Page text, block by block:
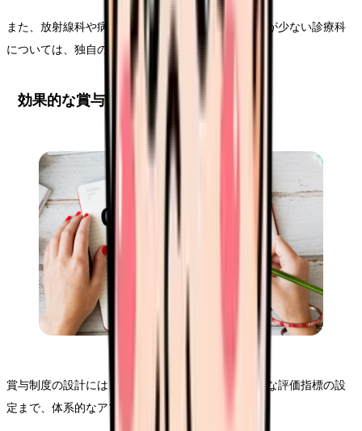
また、放射線科や病理診断科など、直接的な患者点が少ない診療科
については、独自の評価基準が必要となります。
効果的な賞与制度の設計手順
賞与制度の設計には、現状の詳細な分析から具体的な評価指標の設
定まで、体系的なアプローチが必要です。